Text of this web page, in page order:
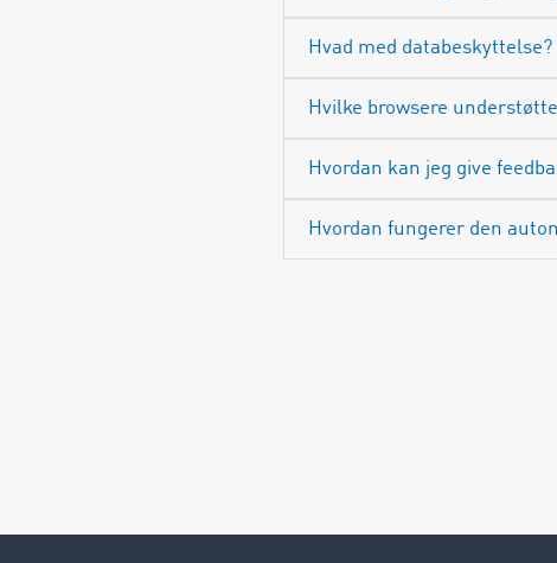
Hvad med databeskyttelse?
Hvilke browsere
Hvordan kan jeg give
Hvordan fungerer den